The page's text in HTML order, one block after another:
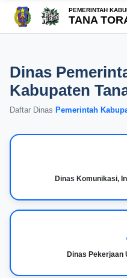
PEMERINTAH
TANA
Dinas
Kabupaten
Daftar Dinas Pemerintah
Dinas Komunikasi,
Dinas Pekerjaan